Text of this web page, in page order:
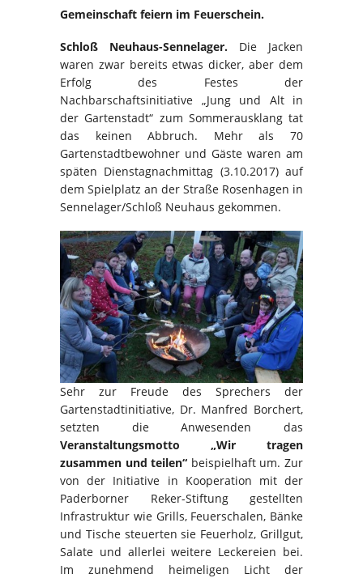
Gemeinschaft feiern im Feuerschein.
Schloß Neuhaus-Sennelager. Die Jacken
waren zwar bereits etwas dicker, aber dem
Erfolg des Festes der
Nachbarschaftsinitiative „Jung und Alt in
der Gartenstadt“ zum Sommerausklang tat
das keinen Abbruch. Mehr als 70
Gartenstadtbewohner und Gäste waren am
späten Dienstagnachmittag (3.10.2017) auf
dem Spielplatz an der Straße Rosenhagen in
Sennelager/Schloß Neuhaus gekommen.
Sehr zur Freude des Sprechers der
Gartenstadtinitiative, Dr. Manfred Borchert,
setzten die Anwesenden das
Veranstaltungsmotto „Wir tragen
zusammen und teilen“ beispielhaft um. Zur
von der Initiative in Kooperation mit der
Paderborner Reker-Stiftung gestellten
Infrastruktur wie Grills, Feuerschalen, Bänke
und Tische steuerten sie Feuerholz, Grillgut,
Salate und allerlei weitere Leckereien bei.
Im zunehmend heimeligen Licht der